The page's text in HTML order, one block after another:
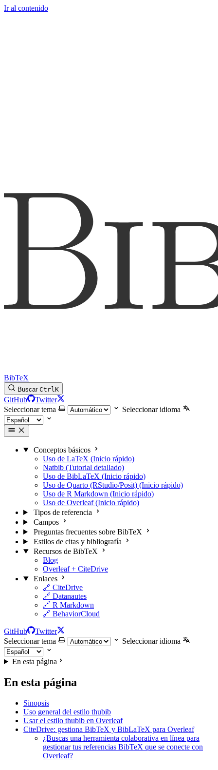
Ir al contenido
BibTeX
Buscar CtrlK
GitHub
Twitter
Seleccionar tema
Seleccionar idioma
Conceptos básicos
Uso de LaTeX (Inicio rápido)
Natbib (Tutorial detallado)
Uso de BibLaTeX (Inicio rápido)
Uso de Quarto (RStudio/Posit) (Inicio rápido)
Uso de R Markdown (Inicio rápido)
Uso de Overleaf (Inicio rápido)
Tipos de referencia
Campos
Preguntas frecuentes sobre BibTeX
Estilos de citas y bibliografía
Recursos de BibTeX
Blog
Overleaf + CiteDrive
Enlaces
🔗 CiteDrive
🔗 Datanautes
🔗 R Markdown
🔗 BehaviorCloud
GitHub
Twitter
Seleccionar tema
Seleccionar idioma
En esta página
En esta página
Sinopsis
Uso general del estilo thubib
Usar el estilo thubib en Overleaf
CiteDrive: gestiona BibTeX y BibLaTeX para Overleaf
¿Buscas una herramienta colaborativa en línea para
gestionar tus referencias BibTeX que se conecte con
Overleaf?